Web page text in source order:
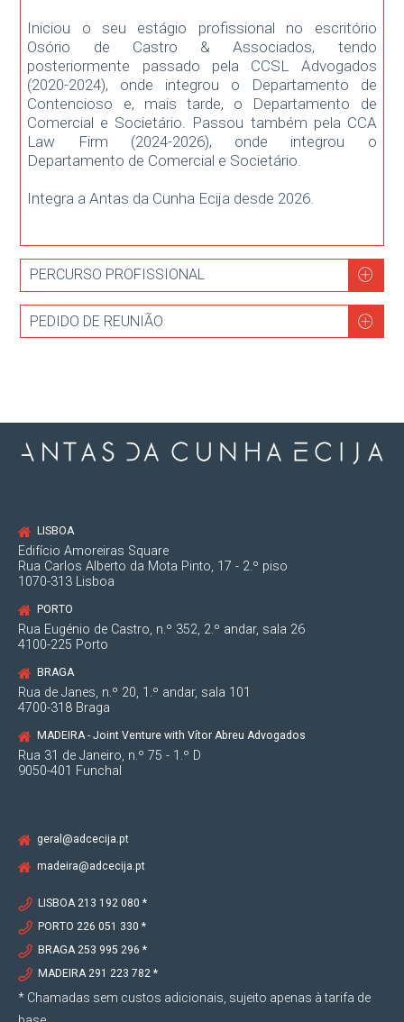
Iniciou o seu estágio profissional no escritório
Osório de Castro & Associados, tendo
posteriormente passado pela CCSL Advogados
(2020-2024), onde integrou o Departamento de
Contencioso e, mais tarde, o Departamento de
Comercial e Societário. Passou também pela CCA
Law Firm (2024-2026), onde integrou o
Departamento de Comercial e Societário.
Integra a Antas da Cunha Ecija desde 2026.
PERCURSO PROFISSIONAL
PEDIDO DE REUNIÃO
LISBOA
Edifício Amoreiras Square
Rua Carlos Alberto da Mota Pinto, 17 - 2.º piso
1070-313 Lisboa
PORTO
Rua Eugénio de Castro, n.º 352, 2.º andar, sala 26
4100-225 Porto
BRAGA
Rua de Janes, n.º 20, 1.º andar, sala 101
4700-318 Braga
MADEIRA - Joint Venture with Vítor Abreu Advogados
Rua 31 de Janeiro, n.º 75 - 1.º D
9050-401 Funchal
geral@adcecija.pt
madeira@adcecija.pt
LISBOA 213 192 080 *
PORTO 226 051 330 *
BRAGA 253 995 296 *
MADEIRA 291 223 782 *
* Chamadas sem custos adicionais, sujeito apenas à tarifa de